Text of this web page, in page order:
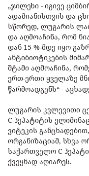
„ჯილეხი - იგივე
ადამიანისთვის და
სწორედ, ლუგარის
და აღმოაჩინა, რომ
დან 15-%-მდე იყო
ანტიბიოტიკების
შტამი აღმოაჩინა,
ერთ-ერთი ყველაზე
წარმოადგენს“ -
ლუგარის კვლევითი
C ჰეპატიტის
ვიტეკის
ორგანიზაციამ, სხვა
საქართველო C
ქვეყნად აღიარეს.